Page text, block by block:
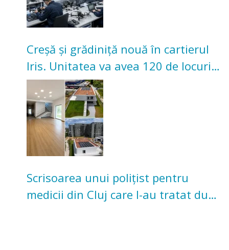
Creșă și grădiniță nouă în cartierul
Iris. Unitatea va avea 120 de locuri
pentru copii
Scrisoarea unui polițist pentru
medicii din Cluj care l-au tratat după